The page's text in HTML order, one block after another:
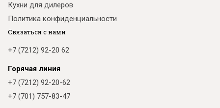
Кухни для дилеров
Политика конфиденциальности
Связаться с нами
+7 (7212) 92-20 62
Горячая линия
+7 (7212) 92-20-62
+7 (701) 757-83-47